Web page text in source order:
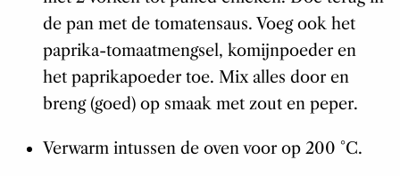
de pan met de tomatensaus. Voeg ook het
paprika-­tomaatmengsel, komijnpoeder en
het paprikapoeder toe. Mix alles door en
breng (goed) op smaak met zout en peper.
Verwarm intussen de oven voor op 200 °C.